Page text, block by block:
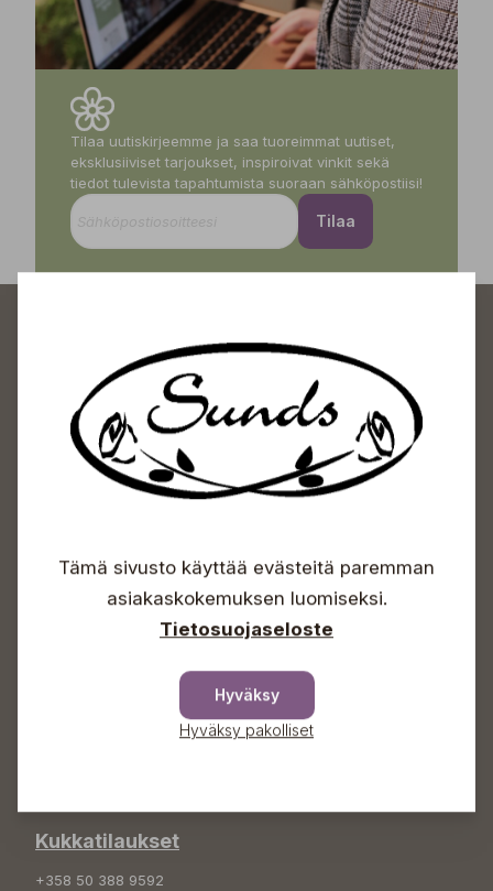
Tilaa uutiskirjeemme ja saa tuoreimmat uutiset,
eksklusiiviset tarjoukset, inspiroivat vinkit sekä
tiedot tulevista tapahtumista suoraan sähköpostiisi!
Tilaa
Sundin Puutarhakeskus
Lauantaisin 09-16
Sunnuntaisin Itsepalvelu
Info & vaihde
Kukkatilaukset
+358 50 388 9592
Tämä sivusto käyttää evästeitä paremman
asiakaskokemuksen luomiseksi.
Tietosuojaseloste
Hyväksy
Hyväksy pakolliset